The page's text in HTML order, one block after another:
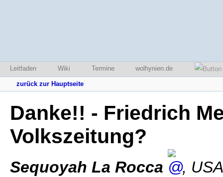
Leitfaden Wiki Termine wolhynien.de
zurück zur Hauptseite
Danke!! - Friedrich
Volkszeitung?
Sequoyah La Rocca , USA